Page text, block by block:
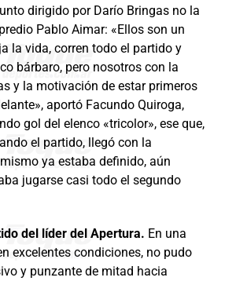
dirigido por Darío Bringas no la
Pablo Aimar: «Ellos son un
la vida, corren todo el partido y
bárbaro, pero nosotros con la
y la motivación de estar primeros
aportó Facundo Quiroga,
gol del elenco «tricolor», ese que,
el partido, llegó con la
ya estaba definido, aún
jugarse casi todo el segundo
del líder del Apertura. En una
excelentes condiciones, no pudo
y punzante de mitad hacia